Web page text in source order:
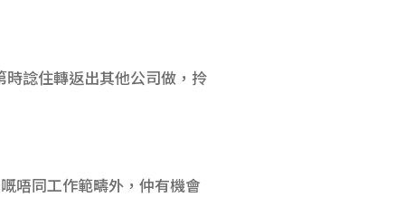
諗住轉返出其他公司做，拎
唔同工作範疇外，仲有機會